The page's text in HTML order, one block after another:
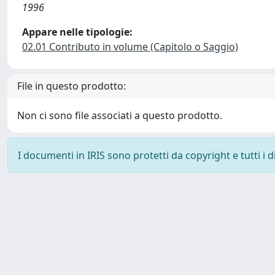
1996
Appare nelle tipologie:
02.01 Contributo in volume (Capitolo o Saggio)
File in questo prodotto:
Non ci sono file associati a questo prodotto.
I documenti in IRIS sono protetti da copyright e tutti i